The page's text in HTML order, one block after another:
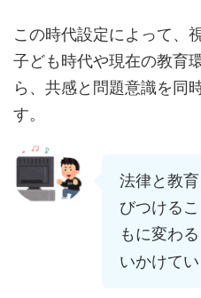
この時代設定によって、
子ども時代や現在の教育
ら、共感と問題意識を同
す。
法律と教
びつける
もに変わ
いかけてい